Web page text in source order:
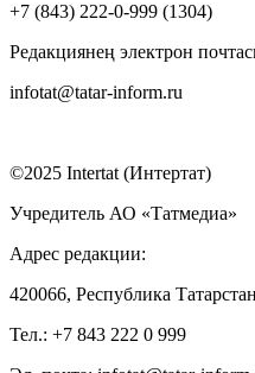
+7 (843) 222-0-999 (1304)
Редакциянең электрон
infotat@tatar-inform.ru
©2025 Intertat (Интертат)
Учредитель АО «Татмедиа»
Адрес редакции:
420066, Республика
Тел.: +7 843 222 0 999